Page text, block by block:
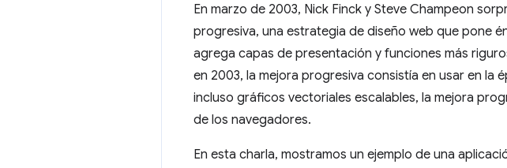
En marzo de 2003, Nick Finck y Steve Champeon
progresiva, una estrategia de diseño web que pone
agrega capas de presentación y funciones más
en 2003, la mejora progresiva consistía en usar en la
incluso gráficos vectoriales escalables, la mejora
de los navegadores.
En esta charla, mostramos un ejemplo de una